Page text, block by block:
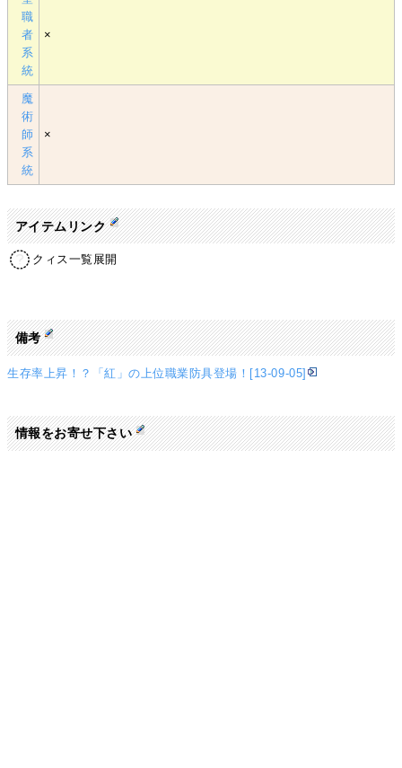
職
者
系
統
×
魔
術
師
系
統
×
アイテムリンク
クィス一覧展開
備考
生存率上昇！？「紅」の上位職業防具登場！[13-09-05]
情報をお寄せ下さい